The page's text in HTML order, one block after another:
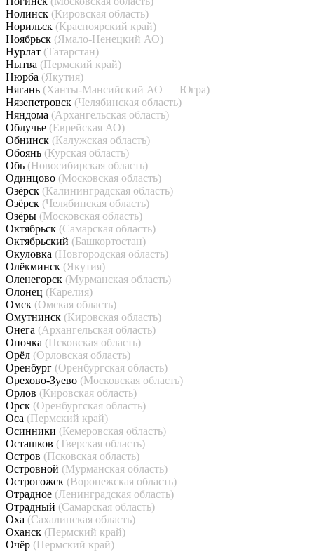
Нолинск (Кировская область)
Норильск (Красноярский край)
Ноябрьск (Ямало-Ненецкий АО)
Нурлат (Татарстан)
Нытва (Пермский край)
Нюрба (Якутия)
Нягань (Ханты-Мансийский АО — Югра)
Нязепетровск (Челябинская область)
Няндома (Архангельская область)
Облучье (Еврейская АО)
Обнинск (Калужская область)
Обоянь (Курская область)
Обь (Новосибирская область)
Одинцово (Московская область)
Озёрск (Калининградская область)
Озёрск (Челябинская область)
Озёры (Московская область)
Октябрьск (Самарская область)
Октябрьский (Башкортостан)
Окуловка (Новгородская область)
Олёкминск (Якутия)
Оленегорск (Мурманская область)
Олонец (Карелия)
Омск (Омская область)
Омутнинск (Кировская область)
Онега (Архангельская область)
Опочка (Псковская область)
Орёл (Орловская область)
Оренбург (Оренбургская область)
Орехово-Зуево (Московская область)
Орлов (Кировская область)
Орск (Оренбургская область)
Оса (Пермский край)
Осинники (Кемеровская область)
Осташков (Тверская область)
Остров (Псковская область)
Островной (Мурманская область)
Острогожск (Воронежская область)
Отрадное (Ленинградская область)
Отрадный (Самарская область)
Оха (Сахалинская область)
Оханск (Пермский край)
Очёр (Пермский край)